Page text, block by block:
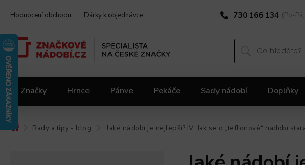
730 166 134 (Po-
Hodnocení obchodu Dárky k objednávce
Značky Hrnce Pánve Pekáče Sady nádobí Doplňky
Rady a tipy - blog Jaké nádobí je nejlepší? IV. Jak se o „teflonové“ nádobí